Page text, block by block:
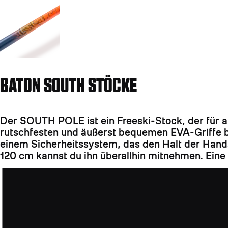
BATON SOUTH STÖCKE
Der SOUTH POLE ist ein Freeski-Stock, der
rutschfesten und äußerst bequemen EVA-Griffe
einem Sicherheitssystem, das den Halt der
120 cm kannst du ihn überallhin mitnehmen.